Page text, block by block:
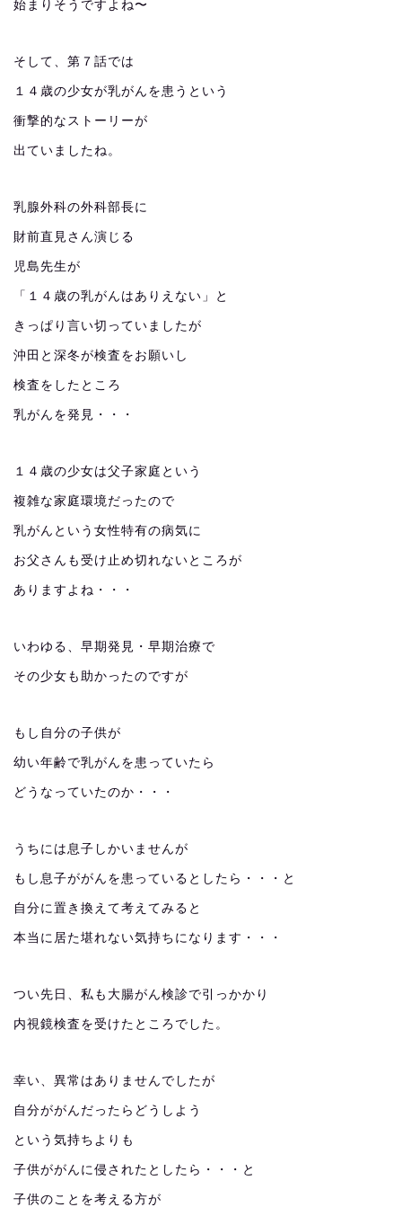
始まりそうですよね〜
そして、第７話では
１４歳の少女が乳がんを患うという
衝撃的なストーリーが
出ていましたね。
乳腺外科の外科部長に
財前直見さん演じる
児島先生が
「１４歳の乳がんはありえない」と
きっぱり言い切っていましたが
沖田と深冬が検査をお願いし
検査をしたところ
乳がんを発見・・・
１４歳の少女は父子家庭という
複雑な家庭環境だったので
乳がんという女性特有の病気に
お父さんも受け止め切れないところが
ありますよね・・・
いわゆる、早期発見・早期治療で
その少女も助かったのですが
もし自分の子供が
幼い年齢で乳がんを患っていたら
どうなっていたのか・・・
うちには息子しかいませんが
もし息子ががんを患っているとしたら・・・と
自分に置き換えて考えてみると
本当に居た堪れない気持ちになります・・・
つい先日、私も大腸がん検診で引っかかり
内視鏡検査を受けたところでした。
幸い、異常はありませんでしたが
自分ががんだったらどうしよう
という気持ちよりも
子供ががんに侵されたとしたら・・・と
子供のことを考える方が